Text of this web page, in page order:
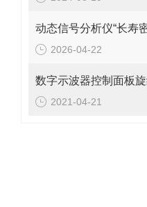
2026-04-22
2021-04-21